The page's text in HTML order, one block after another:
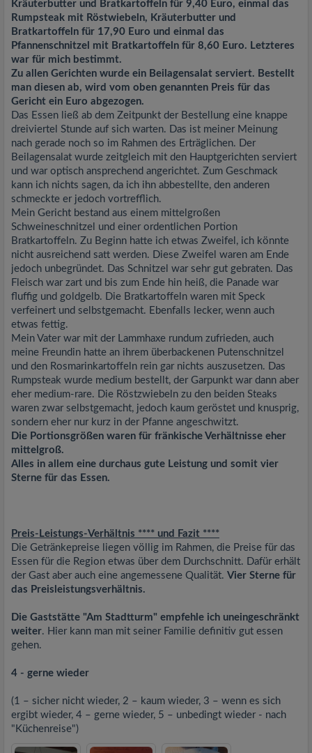
Kräuterbutter und Bratkartoffeln für 9,40 Euro, einmal das
Rumpsteak mit Röstwiebeln, Kräuterbutter und
Bratkartoffeln für 17,90 Euro und einmal das
Pfannenschnitzel mit Bratkartoffeln für 8,60 Euro. Letzteres
war für mich bestimmt.
Zu allen Gerichten wurde ein Beilagensalat serviert. Bestellt
man diesen ab, wird vom oben genannten Preis für das
Gericht ein Euro abgezogen.
Das Essen ließ ab dem Zeitpunkt der Bestellung eine knappe
dreiviertel Stunde auf sich warten. Das ist meiner Meinung
nach gerade noch so im Rahmen des Erträglichen. Der
Beilagensalat wurde zeitgleich mit den Hauptgerichten serviert
und war optisch ansprechend angerichtet. Zum Geschmack
kann ich nichts sagen, da ich ihn abbestellte, den anderen
schmeckte er jedoch vortrefflich.
Mein Gericht bestand aus einem mittelgroßen
Schweineschnitzel und einer ordentlichen Portion
Bratkartoffeln. Zu Beginn hatte ich etwas Zweifel, ich könnte
nicht ausreichend satt werden. Diese Zweifel waren am Ende
jedoch unbegründet. Das Schnitzel war sehr gut gebraten. Das
Fleisch war zart und bis zum Ende hin heiß, die Panade war
fluffig und goldgelb. Die Bratkartoffeln waren mit Speck
verfeinert und selbstgemacht. Ebenfalls lecker, wenn auch
etwas fettig.
Mein Vater war mit der Lammhaxe rundum zufrieden, auch
meine Freundin hatte an ihrem überbackenen Putenschnitzel
und den Rosmarinkartoffeln rein gar nichts auszusetzen. Das
Rumpsteak wurde medium bestellt, der Garpunkt war dann aber
eher medium-rare. Die Röstzwiebeln zu den beiden Steaks
waren zwar selbstgemacht, jedoch kaum geröstet und knusprig,
sondern eher nur kurz in der Pfanne angeschwitzt.
Die Portionsgrößen waren für fränkische Verhältnisse eher
mittelgroß.
Alles in allem eine durchaus gute Leistung und somit vier
Sterne für das Essen.
Preis-Leistungs-Verhältnis **** und Fazit ****
Die Getränkepreise liegen völlig im Rahmen, die Preise für das
Essen für die Region etwas über dem Durchschnitt. Dafür erhält
der Gast aber auch eine angemessene Qualität. Vier Sterne für
das Preisleistungsverhältnis.
Die Gaststätte "Am Stadtturm" empfehle ich uneingeschränkt
weiter. Hier kann man mit seiner Familie definitiv gut essen
gehen.
4 - gerne wieder
(1 – sicher nicht wieder, 2 – kaum wieder, 3 – wenn es sich
ergibt wieder, 4 – gerne wieder, 5 – unbedingt wieder - nach
"Küchenreise")